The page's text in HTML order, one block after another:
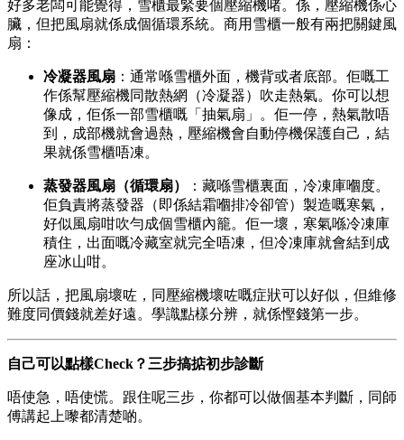
好多老闆可能覺得，雪櫃最緊要個壓縮機啫。係，壓縮機係心
臟，但把風扇就係成個循環系統。商用雪櫃一般有兩把關鍵風
扇：
冷凝器風扇 ：通常喺雪櫃外面，機背或者底部。佢嘅工
作係幫壓縮機同散熱網（冷凝器）吹走熱氣。你可以想
像成，佢係一部雪櫃嘅「抽氣扇」。佢一停，熱氣散唔
到，成部機就會過熱，壓縮機會自動停機保護自己，結
果就係雪櫃唔凍。
蒸發器風扇（循環扇）
：藏喺雪櫃裏面，冷凍庫嗰度。
佢負責將蒸發器（即係結霜嗰排冷卻管）製造嘅寒氣，
好似風扇咁吹勻成個雪櫃內籠。佢一壞，寒氣喺冷凍庫
積住，出面嘅冷藏室就完全唔凍，但冷凍庫就會結到成
座冰山咁。
所以話，把風扇壞咗，同壓縮機壞咗嘅症狀可以好似，但維修
難度同價錢就差好遠。學識點樣分辨，就係慳錢第一步。
自己可以點樣Check？三步搞掂初步診斷
唔使急，唔使慌。跟住呢三步，你都可以做個基本判斷，同師
傅講起上嚟都清楚啲。